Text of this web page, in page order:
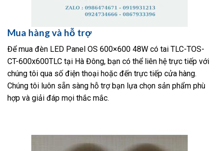
Mua hàng và hỗ trợ
Để mua đèn LED Panel OS 600×600 48W có tai TLC-TOS-
CT-600x600TLC tại Hà Đông, bạn có thể liên hệ trực tiếp với
chúng tôi qua số điện thoại hoặc đến trực tiếp cửa hàng.
Chúng tôi luôn sẵn sàng hỗ trợ bạn lựa chọn sản phẩm phù
hợp và giải đáp mọi thắc mắc.